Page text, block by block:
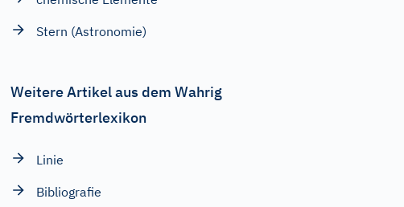
Stern (Astronomie)
Weitere Artikel aus dem Wahrig
Fremdwörterlexikon
Linie
Bibliografie